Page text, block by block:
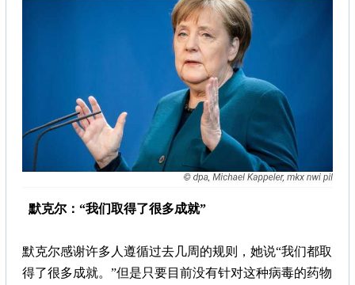
默克尔：“我们取得了很多成就”
默克尔感谢许多人遵循过去几周的规则，她说“我们都取
得了很多成就。”但是只要目前没有针对这种病毒的药物